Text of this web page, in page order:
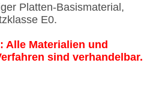
Platten-Basismaterial,
E0.
Alle Materialien und
sind verhandelbar.